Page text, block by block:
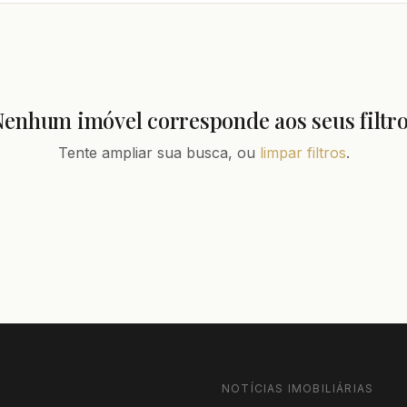
imóvel corresponde aos seus
Tente ampliar sua busca, ou limpar filtros.
NOTÍCIAS IMOBILIÁRIAS